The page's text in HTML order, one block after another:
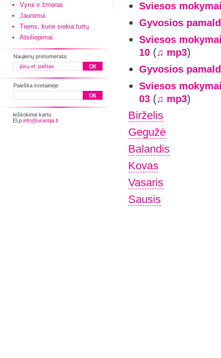
Vyrui ir žmonai
Jaunimui
Tiems, kurie siekia turtų
Atsiliepimai
Naujienų prenumerata:
Paieška svetainėje:
Ieškokime kartu
El.p. info@urantija.lt
Sviesos
Gyvosios
Sviesos
10 (♫ mp3)
Gyvosios
Sviesos
03 (♫ mp3)
Birželis
Gegužė
Balandis
Kovas
Vasaris
Sausis